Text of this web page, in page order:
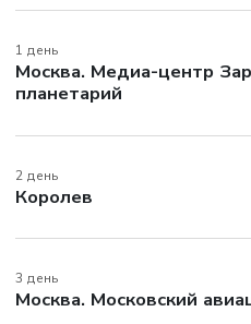
1 день
Москва. Медиа-центр
планетарий
2 день
Королев
3 день
Москва. Московский